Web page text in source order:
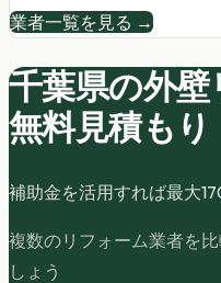
業者一覧を見る →
千葉県の外壁
無料見積もり
補助金を活用すれば最大
複数のリフォーム業者を
しょう